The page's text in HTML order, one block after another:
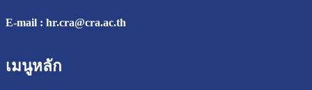
E-mail : hr.cra@cra.ac.th
เมนูหลัก